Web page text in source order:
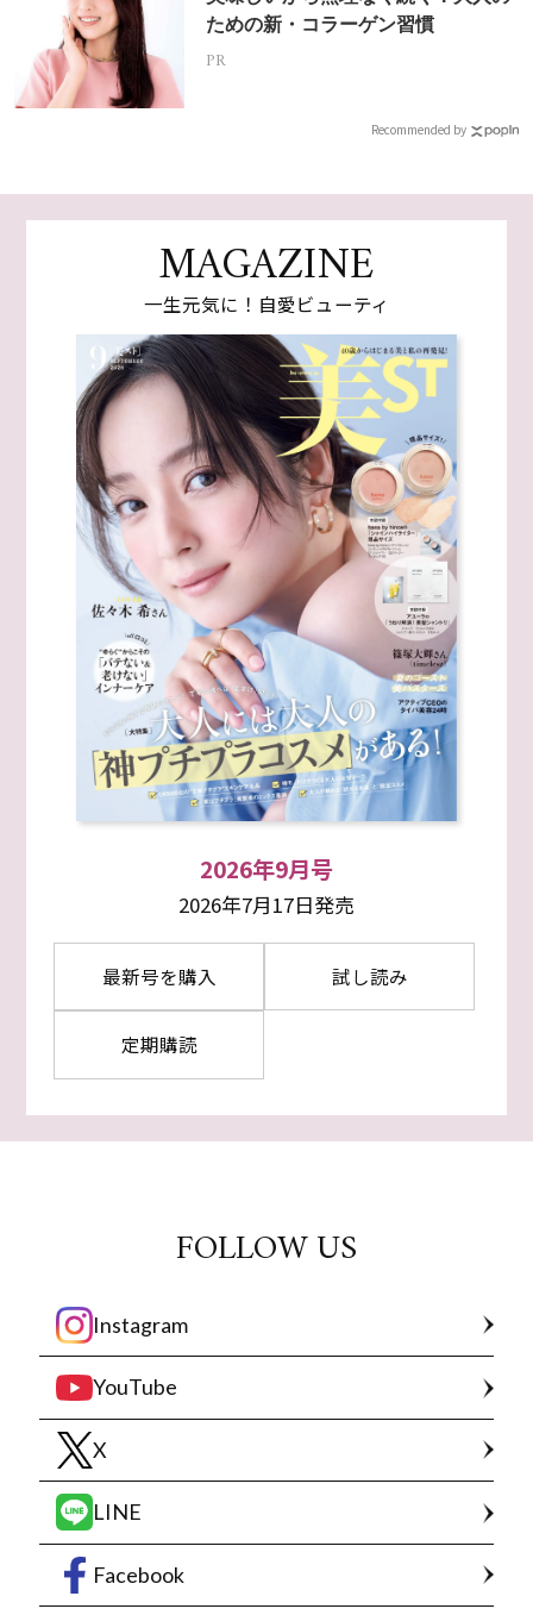
ための新・コラーゲン習慣
PR
Recommended by
MAGAZINE
一生元気に！自愛ビューティ
2026年9月号
2026年7月17日発売
最新号を購入 試し読み
定期購読
FOLLOW US
Instagram
YouTube
X
LINE
Facebook